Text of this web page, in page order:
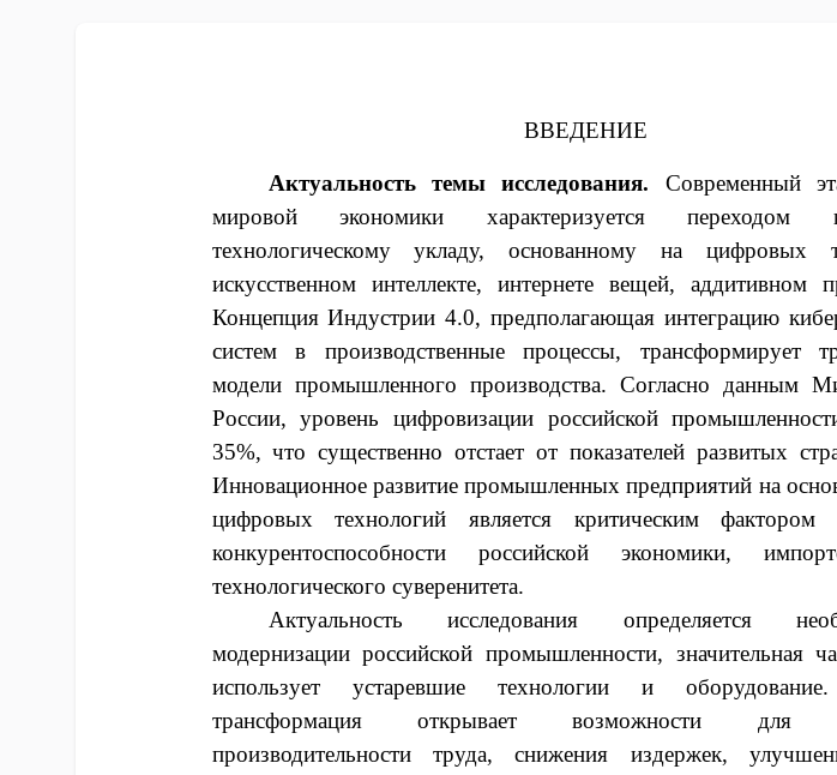
ВВЕДЕНИЕ
Актуальность темы исследования. Современный
мировой экономики характеризуется
технологическому укладу, основанному на цифровых
искусственном интеллекте, интернете вещей, аддитивном
Концепция Индустрии 4.0, предполагающая интеграцию
систем в производственные процессы, трансформирует
модели промышленного производства. Согласно данным
России, уровень цифровизации российской
35%, что существенно отстает от показателей развитых
Инновационное развитие промышленных предприятий на
цифровых технологий является критическим фактором
конкурентоспособности российской экономики,
технологического суверенитета.
Актуальность исследования определяется
модернизации российской промышленности, значительная
использует устаревшие технологии и
трансформация открывает возможности для
производительности труда, снижения издержек,